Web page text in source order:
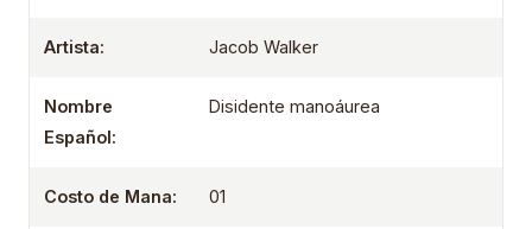
Artista: Jacob Walker
Nombre
Español:
Disidente manoáurea
Costo de Mana: 01